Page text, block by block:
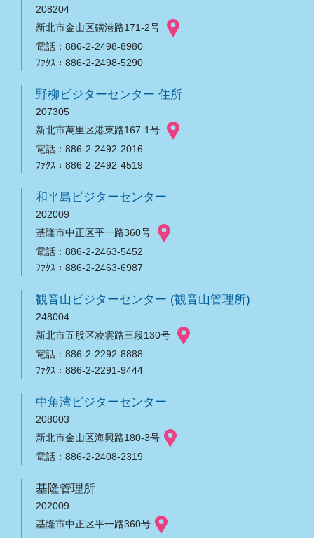
208204
新北市金山区磺港路171-2号
電話：886-2-2498-8980
ﾌｧｸｽ：886-2-2498-5290
野柳ビジターセンター 住所
207305
新北市萬里区港東路167-1号
電話：886-2-2492-2016
ﾌｧｸｽ：886-2-2492-4519
和平島ビジターセンター
202009
基隆市中正区平一路360号
電話：886-2-2463-5452
ﾌｧｸｽ：886-2-2463-6987
観音山ビジターセンター (観音山管理所)
248004
新北市五股区凌雲路三段130号
電話：886-2-2292-8888
ﾌｧｸｽ：886-2-2291-9444
中角湾ビジターセンター
208003
新北市金山区海興路180-3号
電話：886-2-2408-2319
基隆管理所
202009
基隆市中正区平一路360号